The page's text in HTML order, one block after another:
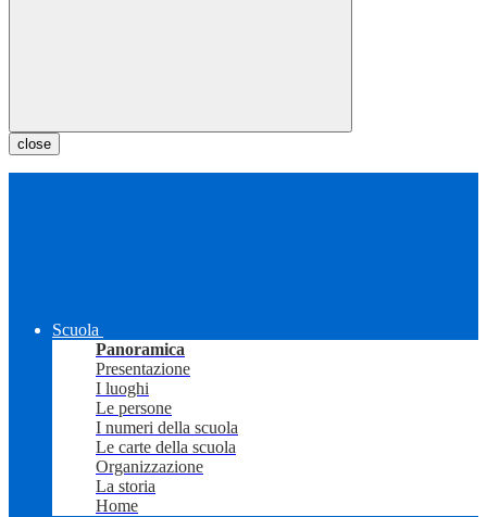
close
Scuola
Panoramica
Presentazione
I luoghi
Le persone
I numeri della scuola
Le carte della scuola
Organizzazione
La storia
Home